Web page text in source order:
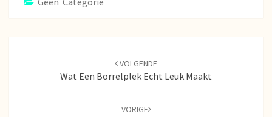
berichten
VOLGENDE
Wat Een Borrelplek Echt Leuk Maakt
VORIGE